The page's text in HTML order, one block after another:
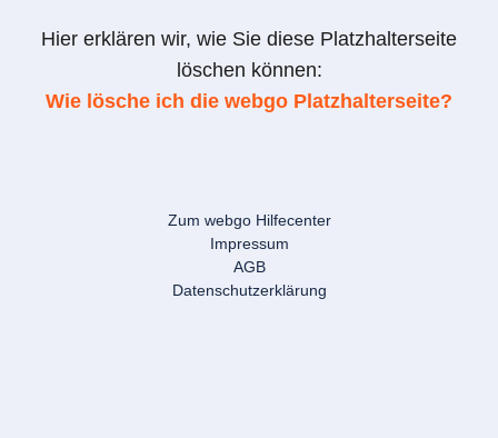
Hier erklären wir, wie Sie diese Platzhalterseite
löschen können:
Wie lösche ich die webgo Platzhalterseite?
Zum webgo Hilfecenter
Impressum
AGB
Datenschutzerklärung